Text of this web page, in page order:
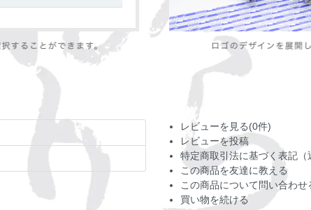
レビューを見る(0件)
レビューを投稿
特定商取引法に基づく表記（
この商品を友達に教える
この商品について問い合わせ
買い物を続ける